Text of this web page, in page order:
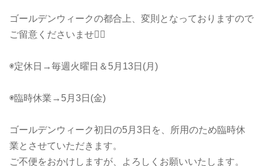
ゴールデンウィークの都合上、変則となっておりますので
ご留意くださいませ🙇‍♀️
◉定休日→毎週火曜日＆5月13日(月)
◉臨時休業→5月3日(金)
ゴールデンウィーク初日の5月3日を、所用のため臨時休
業とさせていただきます。
ご不便をおかけしますが、よろしくお願いいたします。